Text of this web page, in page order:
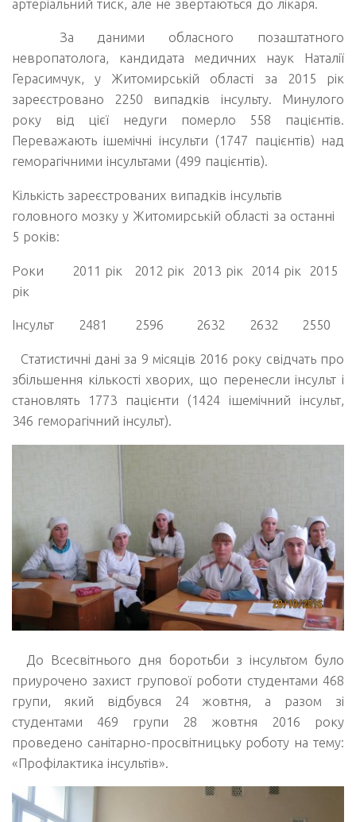
артеріальний тиск, але не звертаються до лікаря.
За даними обласного позаштатного
невропатолога, кандидата медичних наук Наталії
Герасимчук, у Житомирській області за 2015 рік
зареєстровано 2250 випадків інсульту. Минулого
року від цієї недуги померло 558 пацієнтів.
Переважають ішемічні інсульти (1747 пацієнтів) над
геморагічними інсультами (499 пацієнтів).
Кількість зареєстрованих випадків інсультів
головного мозку у Житомирській області за останні
5 років:
Роки 2011 рік 2012 рік 2013 рік 2014 рік 2015
рік
Інсульт 2481 2596 2632 2632 2550
Статистичні дані за 9 місяців 2016 року свідчать про
збільшення кількості хворих, що перенесли інсульт і
становлять 1773 пацієнти (1424 ішемічний інсульт,
346 геморагічний інсульт).
До Всесвітнього дня боротьби з інсультом було
приурочено захист групової роботи студентами 468
групи, який відбувся 24 жовтня, а разом зі
студентами 469 групи 28 жовтня 2016 року
проведено санітарно-просвітницьку роботу на тему:
«Профілактика інсультів».